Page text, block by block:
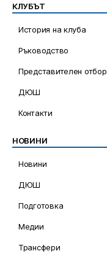
КЛУБЪТ
История на клуба
Ръководство
Представителен отбор
ДЮШ
Контакти
НОВИНИ
Новини
ДЮШ
Подготовка
Медии
Трансфери